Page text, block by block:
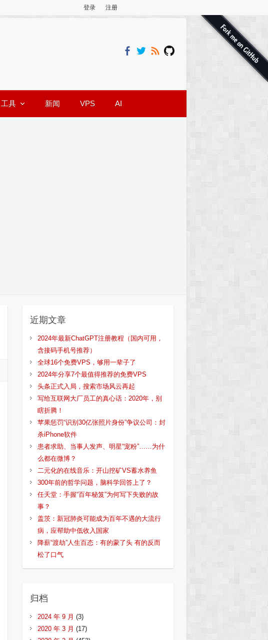
登录 注册
工具 新闻 VPS AI
近期文章
2024年最新ChatGPT注册教程（国内可用，
含接码手机号推荐）
全球16个免费VPS，够用一辈子了
2024年分享7个最值得推荐的免费VPS
头条正式入局，搜索市场风云再起
写给互联网大厂员工的真心话：2020年，别
瞎折腾！
苹果惩罚“识别30亿张照片身份”争议公司：封
杀iPhone软件
患者求助、当事人发声、明星“宠粉”……为什
么都在微博？
二元化的在线音乐：开山挖矿VS蓄水养鱼
300年前的哲学问题，脑科学回答上了？
任天堂：手握“百年秘笈”为何写下失败的故
事？
盖茨：新冠肺炎可能成为百年不遇的大流行
病，应帮助中低收入国家
降薪“渡劫”人生百态：有的蒙了头 有的反而
松了口气
归档
2024 年 9 月 (3)
2020 年 3 月 (17)